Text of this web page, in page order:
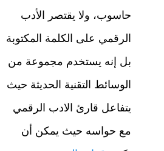
حاسوب، ولا يقتصر الأدب
الرقمي على الكلمة المكتوبة
بل إنه يستخدم مجموعة من
الوسائط التقنية الحديثة حيث
يتفاعل قارئ الادب الرقمي
مع حواسه حيث يمكن أن